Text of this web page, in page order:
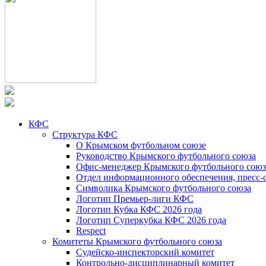
КФС
Структура КФС
О Крымском футбольном союзе
Руководство Крымского футбольного союза
Офис-менеджер Крымского футбольного
Отдел информационного обеспечения, пресс-
Символика Крымского футбольного союза
Логотип Премьер-лиги КФС
Логотип Кубка КФС 2026 года
Логотип Суперкубка КФС 2026 года
Respect
Комитеты Крымского футбольного союза
Судейско-инспекторский комитет
Контрольно-дисциплинарный комитет